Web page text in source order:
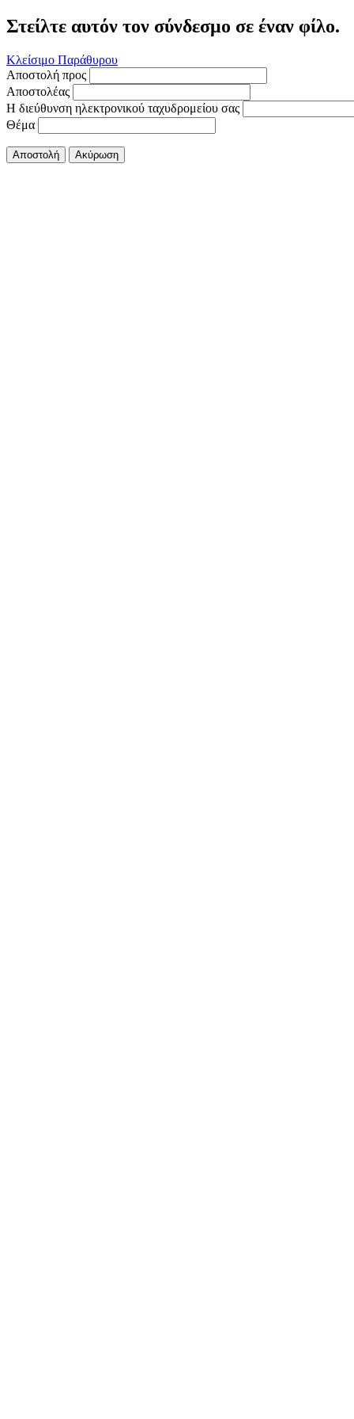
Στείλτε αυτόν τον σύνδεσμο σε έναν φίλο.
Κλείσιμο Παράθυρου
Αποστολή προς
Αποστολέας
Η διεύθυνση ηλεκτρονικού ταχυδρομείου σας
Θέμα
Αποστολή Ακύρωση